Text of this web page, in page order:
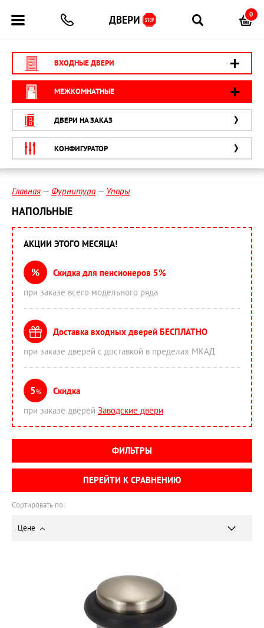
0
ВХОДНЫЕ ДВЕРИ
МЕЖКОМНАТНЫЕ
ДВЕРИ НА ЗАКАЗ
КОНФИГУРАТОР
Главная Фурнитура Упоры
НАПОЛЬНЫЕ
Сортировать по:
Цене
АКЦИИ ЭТОГО МЕСЯЦА!
%
Скидка для пенсионеров 5%
при заказе всего модельного ряда
Доставка входных дверей БЕСПЛАТНО
при заказе дверей с доставкой в пределах МКАД
5%
Скидка
при заказе дверей Заводские двери
ФИЛЬТРЫ
ПЕРЕЙТИ К СРАВНЕНИЮ